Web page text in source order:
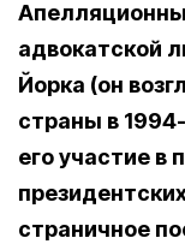
адвокатской
Йорка (он
страны в
его участие в
страничное